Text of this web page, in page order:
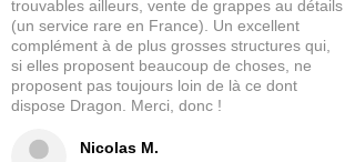
Nicolas M.
trouvables ailleurs, vente de grappes au détails
(un service rare en France). Un excellent
complément à de plus grosses structures qui,
si elles proposent beaucoup de choses, ne
proposent pas toujours loin de là ce dont
dispose Dragon. Merci, donc !